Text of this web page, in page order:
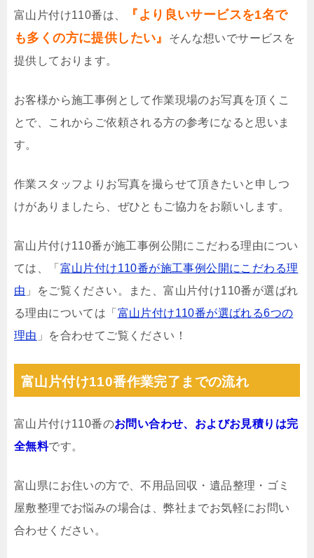
富山片付け110番は、
『より良いサービスを1名で
も多くの方に提供したい』
そんな想いでサービスを
提供しております。
お客様から施工事例として作業現場のお写真を頂くこ
とで、これからご依頼される方の参考になると思いま
す。
作業スタッフよりお写真を撮らせて頂きたいと申しつ
けがありましたら、ぜひともご協力をお願いします。
富山片付け110番が施工事例公開にこだわる理由につい
ては、「 富山片付け110番が施工事例公開にこだわる理
由 」をご覧ください。また、富山片付け110番が選ばれ
る理由については「 富山片付け110番が選ばれる6つの
理由 」を合わせてご覧ください！
富山片付け110番作業完了までの流れ
富山片付け110番のお問い合わせ、およびお見積りは完
全無料です。
富山県にお住いの方で、不用品回収・遺品整理・ゴミ
屋敷整理でお悩みの場合は、弊社までお気軽にお問い
合わせください。